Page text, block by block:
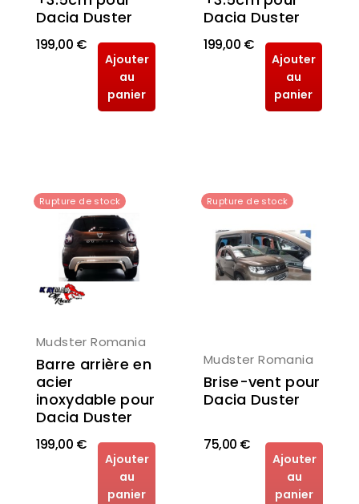
Dacia Duster
199,00 €
Ajouter
au
panier
Dacia Duster
199,00 €
Ajouter
au
panier
Rupture de stock
Mudster Romania
Barre arrière en
acier
inoxydable pour
Dacia Duster
199,00 €
Ajouter
au
panier
Rupture de stock
Mudster Romania
Brise-vent pour
Dacia Duster
75,00 €
Ajouter
au
panier